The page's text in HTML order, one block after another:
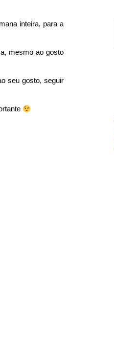
inteira, para a
mesmo ao gosto
seu gosto, seguir